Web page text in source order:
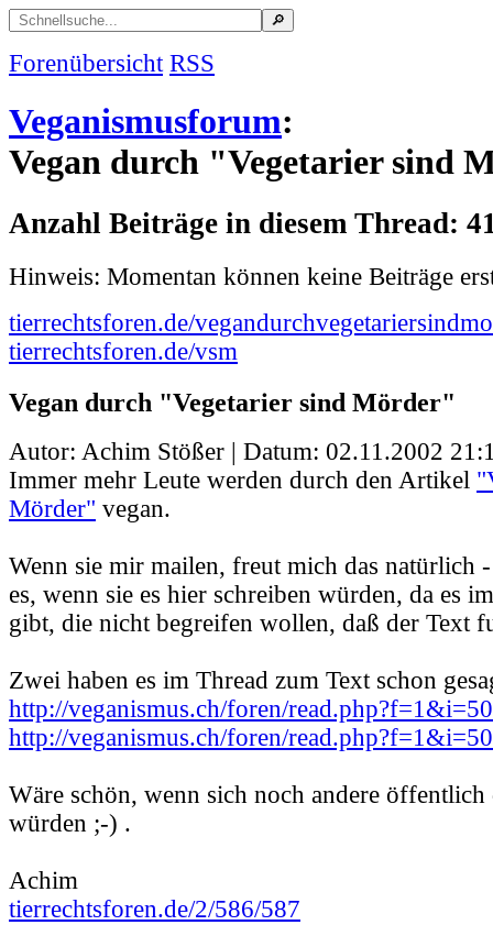
Forenübersicht RSS
Veganismusforum:
Vegan durch "Vegetarier sind
Anzahl Beiträge in diesem Thread:
Hinweis: Momentan können keine Beiträge
tierrechtsforen.de/
tierrechtsforen.de/vsm
Vegan durch "Vegetarier sind Mörder"
Autor: Achim Stößer | Datum: 02.11.2002
Immer mehr Leute werden durch den Artikel
Mörder" vegan.
Wenn sie mir mailen, freut mich das natürlich -
es, wenn sie es hier schreiben würden, da es
gibt, die nicht begreifen wollen, daß der Text
Zwei haben es im Thread zum Text schon
http://veganismus.ch/foren/
http://veganismus.ch/foren/
Wäre schön, wenn sich noch andere öffentlich
würden ;-) .
Achim
tierrechtsforen.de/2/586/587